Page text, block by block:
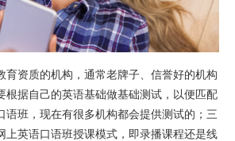
育资质的机构，通常老牌子、信誉好的机构
根据自己的英语基础做基础测试，以便匹配
语班，现在有很多机构都会提供测试的；三
上英语口语班授课模式，即录播课程还是线